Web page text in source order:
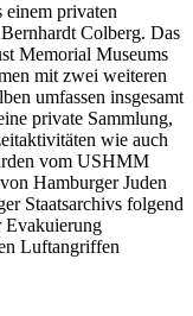
einem privaten
Colberg. Das
Memorial Museums
mit zwei weiteren
umfassen insgesamt
private Sammlung,
wie auch
vom USHMM
Hamburger Juden
Staatsarchivs folgend
Evakuierung
Luftangriffen